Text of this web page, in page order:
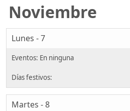
Noviembre
Lunes - 7
Martes - 8